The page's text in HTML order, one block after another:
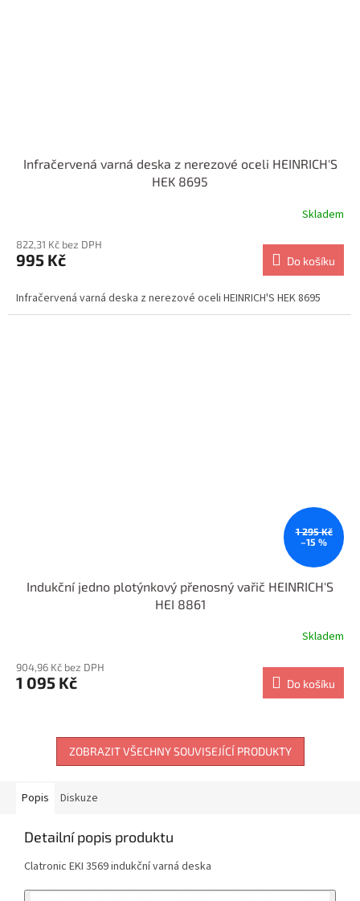
Infračervená varná deska z nerezové oceli HEINRICH'S
HEK 8695
Skladem
822,31 Kč bez DPH
995 Kč Do košíku
Infračervená varná deska z nerezové oceli HEINRICH'S HEK 8695
1 295 Kč
–15 %
Indukční jedno plotýnkový přenosný vařič HEINRICH'S
HEI 8861
Skladem
904,96 Kč bez DPH
1 095 Kč Do košíku
ZOBRAZIT VŠECHNY SOUVISEJÍCÍ PRODUKTY
Popis Diskuze
Detailní popis produktu
Clatronic EKI 3569 indukční varná deska